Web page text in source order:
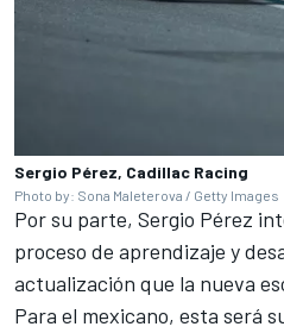
Sergio Pérez, Cadillac Racing
Photo by: Sona Maleterova / Getty Images
Por su parte, Sergio Pérez
proceso de aprendizaje y
actualización que la nueva
Para el mexicano, esta será